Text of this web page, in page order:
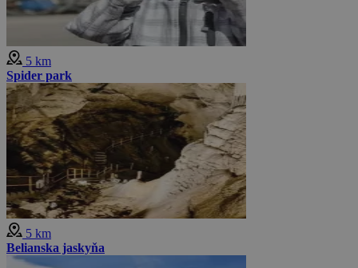
5 km
Spider park
5 km
Belianska jaskyňa